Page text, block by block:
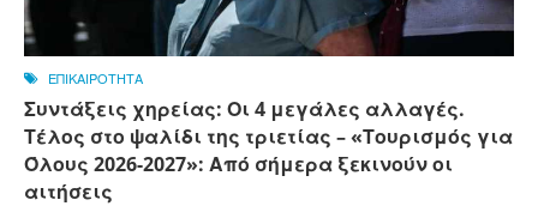
ΕΠΙΚΑΙΡΟΤΗΤΑ
Συντάξεις χηρείας: Οι 4 μεγάλες αλλαγές.
Τέλος στο ψαλίδι της τριετίας – «Τουρισμός για
Όλους 2026-2027»: Από σήμερα ξεκινούν οι
αιτήσεις